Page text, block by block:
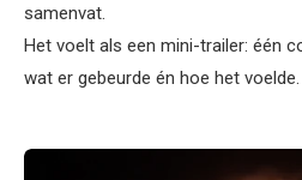
samenvat.
Het voelt als een mini-trailer: één
wat er gebeurde én hoe het voelde.